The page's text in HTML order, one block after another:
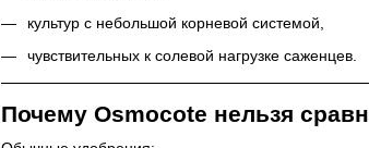
культур с небольшой корневой системой,
чувствительных к солевой нагрузке саженцев.
Почему Osmocote нельзя